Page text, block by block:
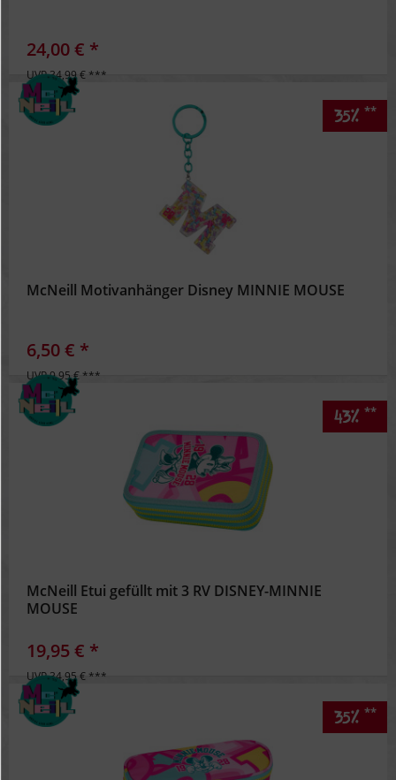
24,00 € *
UVP 34,99 € ***
35% **
McNeill Motivanhänger Disney MINNIE MOUSE
6,50 € *
UVP 9,95 € ***
43% **
McNeill Etui gefüllt mit 3 RV DISNEY-MINNIE
MOUSE
19,95 € *
UVP 34,95 € ***
35% **